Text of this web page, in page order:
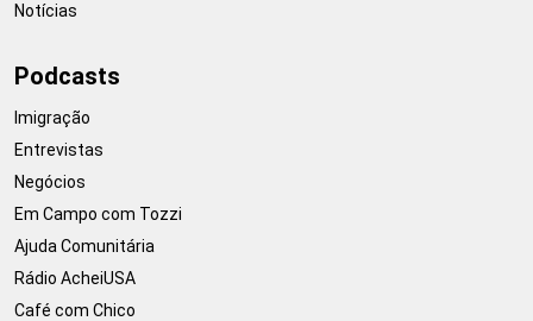
Notícias
Podcasts
Imigração
Entrevistas
Negócios
Em Campo com Tozzi
Ajuda Comunitária
Rádio AcheiUSA
Café com Chico